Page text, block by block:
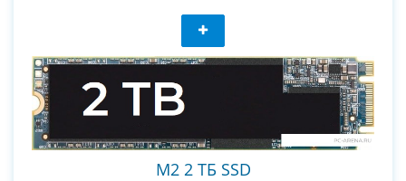
M2 2 ТБ SSD